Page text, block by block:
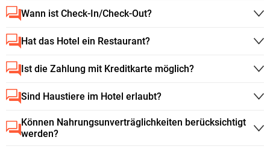
Wann ist Check-In/Check-Out?
Hat das Hotel ein Restaurant?
Ist die Zahlung mit Kreditkarte möglich?
Sind Haustiere im Hotel erlaubt?
Können Nahrungsunverträglichkeiten berücksichtigt
werden?